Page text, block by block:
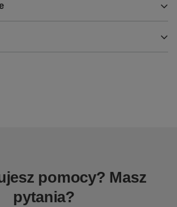
pomocy? Masz
pytania?